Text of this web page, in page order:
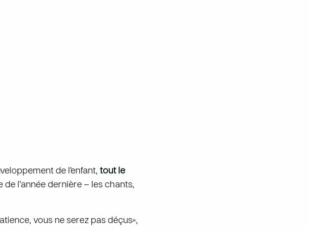
de l’enfant, tout le
l’année dernière – les chants,
vous ne serez pas déçus»,